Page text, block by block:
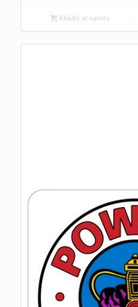
Añadir al carrito